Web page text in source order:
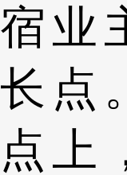
宿业
长点
点上